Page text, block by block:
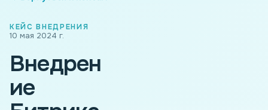
КЕЙС ВНЕДРЕНИЯ
10 мая 2024 г.
Внедрен
ие